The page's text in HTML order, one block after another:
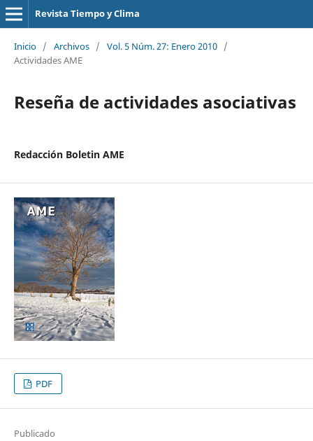
Revista Tiempo y Clima
Inicio / Archivos / Vol. 5 Núm. 27: Enero 2010 /
Actividades AME
Reseña de actividades asociativas
Redacción Boletin AME
PDF
Publicado